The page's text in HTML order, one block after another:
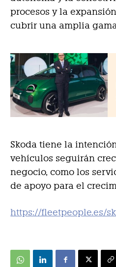
procesos y la
cubrir una amplia
Skoda tiene la
vehículos seguirán
negocio, como los
de apoyo para el
https://fleetpeople.es/